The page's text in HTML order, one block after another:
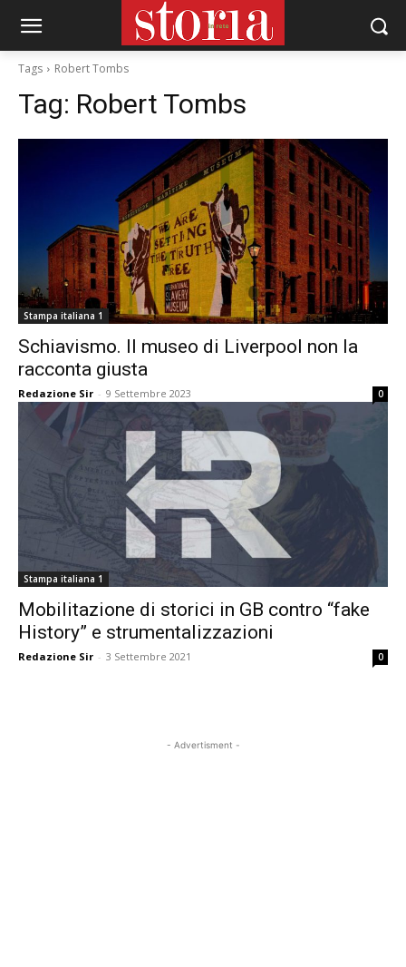
Tags Robert Tombs
Tag: Robert Tombs
Stampa italiana 1
Schiavismo. Il museo di Liverpool non la
racconta giusta
Redazione Sir - 9 Settembre 2023 0
Stampa italiana 1
Mobilitazione di storici in GB contro “fake
History” e strumentalizzazioni
Redazione Sir - 3 Settembre 2021 0
- Advertisment -